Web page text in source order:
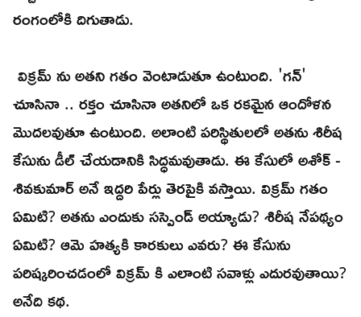
రంగంలోకి దిగుతాడు.
విక్రమ్ ను అతని గతం వెంటాడుతూ ఉంటుంది. 'గన్'
చూసినా .. రక్తం చూసినా అతనిలో ఒక రకమైన ఆందోళన
మొదలవుతూ ఉంటుంది. అలాంటి పరిస్థితులలో అతను శిరీష
కేసును డీల్ చేయడానికి సిద్ధమవుతాడు. ఈ కేసులో అశోక్ -
శివకుమార్ అనే ఇద్దరి పేర్లు తెరపైకి వస్తాయి. విక్రమ్ గతం
ఏమిటి? అతను ఎందుకు సస్పెండ్ అయ్యాడు? శిరీష నేపథ్యం
ఏమిటి? ఆమె హత్యకి కారకులు ఎవరు? ఈ కేసును
పరిష్కరించడంలో విక్రమ్ కి ఎలాంటి సవాళ్లు ఎదురవుతాయి?
అనేది కథ.